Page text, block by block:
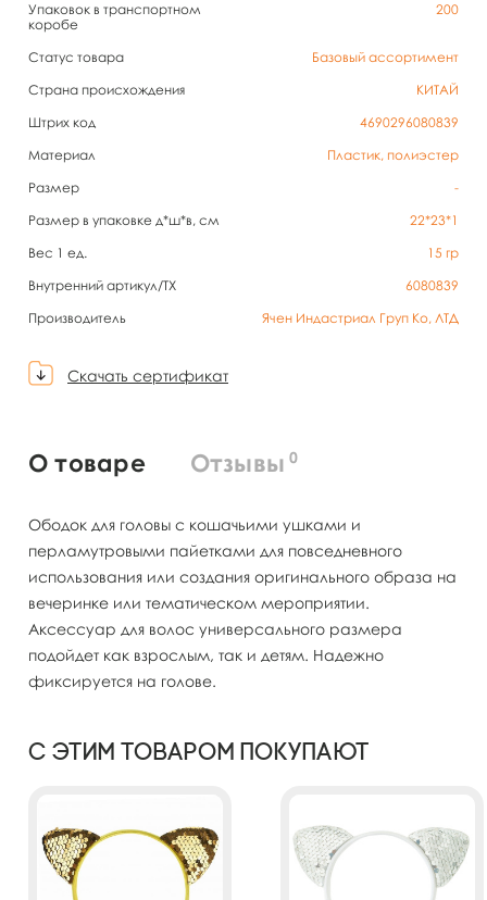
Упаковок в транспортном
коробе
200
Статус товара
Базовый ассортимент
Страна происхождения
КИТАЙ
Штрих код
4690296080839
Материал
Пластик, полиэстер
Размер
-
Размер в упаковке д*ш*в, см
22*23*1
Вес 1 ед.
15 гр
Внутренний артикул/TX
6080839
Производитель
Ячен Индастриал Груп Ко, ЛТД
Скачать сертификат
О товаре Отзывы 0
Ободок для головы с кошачьими ушками и
перламутровыми пайетками для повседневного
использования или создания оригинального образа на
вечеринке или тематическом мероприятии.
Аксессуар для волос универсального размера
подойдет как взрослым, так и детям. Надежно
фиксируется на голове.
С этим товаром покупают